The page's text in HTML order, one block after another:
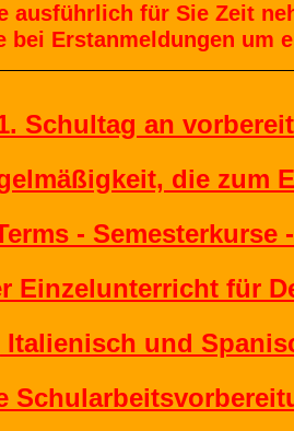
ausführlich für Sie Zeit
bei Erstanmeldungen um
Schultag an
die zum
-
Einzelunterricht für
Italienisch und